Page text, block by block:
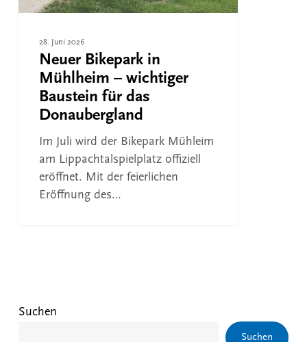
das
28. Juni 2026
Neuer Bikepark in
Mühlheim – wichtiger
Baustein für das
Donaubergland
Im Juli wird der Bikepark Mühleim
am Lippachtalspielplatz offiziell
eröffnet. Mit der feierlichen
Eröffnung des…
Suchen
Suchen